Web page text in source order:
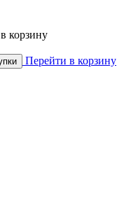
корзину
Перейти в корзину